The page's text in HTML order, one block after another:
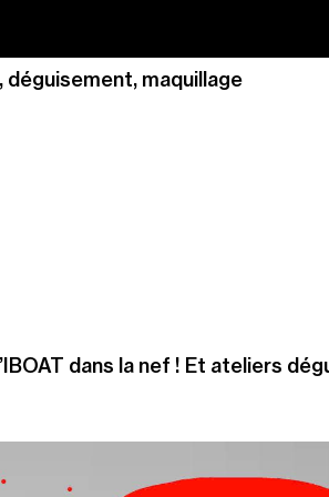
déguisement, maquillage
dans la nef ! Et ateliers